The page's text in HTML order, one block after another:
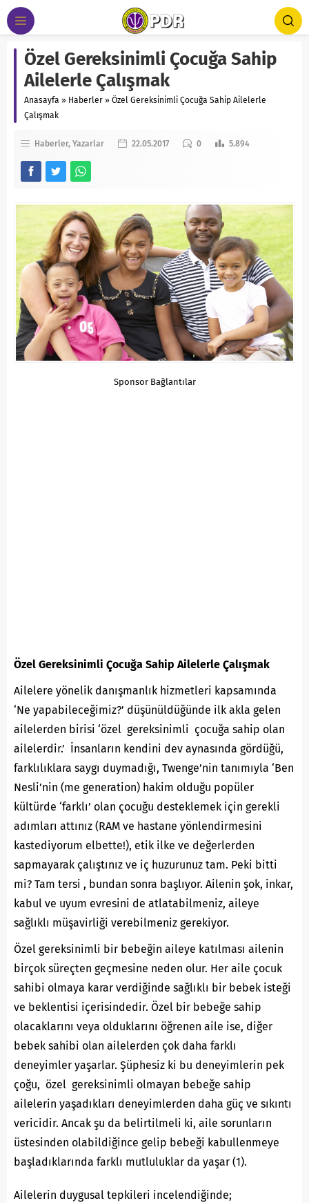
Özel Gereksinimli Çocuğa Sahip
Ailelerle Çalışmak
Anasayfa » Haberler » Özel Gereksinimli Çocuğa Sahip Ailelerle
Çalışmak
Haberler Yazarlar 22.05.2017 0 5.894
Sponsor Bağlantılar
Özel Gereksinimli Çocuğa Sahip Ailelerle Çalışmak
Ailelere yönelik danışmanlık hizmetleri kapsamında
‘Ne yapabileceğimiz?’ düşünüldüğünde ilk akla gelen
ailelerden birisi ‘özel gereksinimli çocuğa sahip olan
ailelerdir.’ İnsanların kendini dev aynasında gördüğü,
farklılıklara saygı duymadığı, Twenge’nin tanımıyla ‘Ben
Nesli’nin (me generation) hakim olduğu popüler
kültürde ‘farklı’ olan çocuğu desteklemek için gerekli
adımları attınız (RAM ve hastane yönlendirmesini
kastediyorum elbette!), etik ilke ve değerlerden
sapmayarak çalıştınız ve iç huzurunuz tam. Peki bitti
mi? Tam tersi , bundan sonra başlıyor. Ailenin şok, inkar,
kabul ve uyum evresini de atlatabilmeniz, aileye
sağlıklı müşavirliği verebilmeniz gerekiyor.
Özel gereksinimli bir bebeğin aileye katılması ailenin
birçok süreçten geçmesine neden olur. Her aile çocuk
sahibi olmaya karar verdiğinde sağlıklı bir bebek isteği
ve beklentisi içerisindedir. Özel bir bebeğe sahip
olacaklarını veya olduklarını öğrenen aile ise, diğer
bebek sahibi olan ailelerden çok daha farklı
deneyimler yaşarlar. Şüphesiz ki bu deneyimlerin pek
çoğu, özel gereksinimli olmayan bebeğe sahip
ailelerin yaşadıkları deneyimlerden daha güç ve sıkıntı
vericidir. Ancak şu da belirtilmeli ki, aile sorunların
üstesinden olabildiğince gelip bebeği kabullenmeye
başladıklarında farklı mutluluklar da yaşar (1).
Ailelerin duygusal tepkileri incelendiğinde;